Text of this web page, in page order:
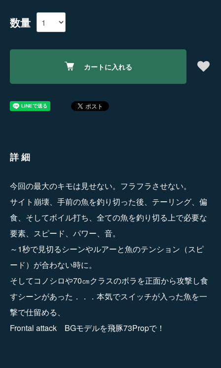
数量
カートに入れる
詳細
今回の最大のキモは見せない。フラフラさせない。
サイト崩壊、手前の魚を釣り切った後、テーリング、偏
食、そしてボイル打ち、全ての魚を釣り切る上で必要な
要素、スピード、パワー、音。
～1秒で見切るシーンやルアーと魚のテンション（スピ
ード）が合わない時に。
そしてコノシロや70㎝クラスのボラを正面から攻撃し食
すシーンがあった．．．本気でスイッチが入った魚を一
撃で仕留める、
Frontal attack BGモデルを飛豚73Propで！